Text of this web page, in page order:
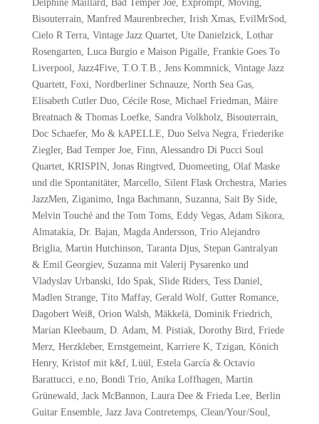
Delphine Maillard, Bad Temper Joe, Exprompt, Moving,
Bisouterrain, Manfred Maurenbrecher, Irish Xmas, EvilMrSod,
Cielo R Terra, Vintage Jazz Quartet, Ute Danielzick, Lothar
Rosengarten, Luca Burgio e Maison Pigalle, Frankie Goes To
Liverpool, Jazz4Five, T.O.T.B., Jens Kommnick, Vintage Jazz
Quartett, Foxi, Nordberliner Schnauze, North Sea Gas,
Elisabeth Cutler Duo, Cécile Rose, Michael Friedman, Máire
Breatnach & Thomas Loefke, Sandra Volkholz, Bisouterrain,
Doc Schaefer, Mo & kAPELLE, Duo Selva Negra, Friederike
Ziegler, Bad Temper Joe, Finn, Alessandro Di Pucci Soul
Quartet, KRISPIN, Jonas Ringtved, Duomeeting, Olaf Maske
und die Spontanitäter, Marcello, Silent Flask Orchestra, Maries
JazzMen, Ziganimo, Inga Bachmann, Suzanna, Sait By Side,
Melvin Touché and the Tom Toms, Eddy Vegas, Adam Sikora,
Almatakia, Dr. Bajan, Magda Andersson, Trio Alejandro
Briglia, Martin Hutchinson, Taranta Djus, Stepan Gantralyan
& Emil Georgiev, Suzanna mit Valerij Pysarenko und
Vladyslav Urbanski, Ido Spak, Slide Riders, Tess Daniel,
Madlen Strange, Tito Maffay, Gerald Wolf, Gutter Romance,
Dagobert Weiß, Orion Walsh, Mäkkelä, Dominik Friedrich,
Marian Kleebaum, D. Adam, M. Pistiak, Dorothy Bird, Friede
Merz, Herzkleber, Ernstgemeint, Karriere K, Tzigan, Könich
Henry, Kristof mit k&f, Lüül, Estela García & Octavio
Barattucci, e.no, Bondi Trio, Anika Loffhagen, Martin
Grünewald, Jack McBannon, Laura Dee & Frieda Lee, Berlin
Guitar Ensemble, Jazz Java Contretemps, Clean/Your/Soul,